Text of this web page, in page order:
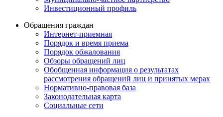
Инвестиционный профиль
Обращения граждан
Интернет-приемная
Порядок и время приема
Порядок обжалования
Обзоры обращений лиц
Обобщенная информация о результатах
рассмотрения обращений лиц и принятых мерах
Нормативно-правовая база
Законодательная карта
Социальные сети